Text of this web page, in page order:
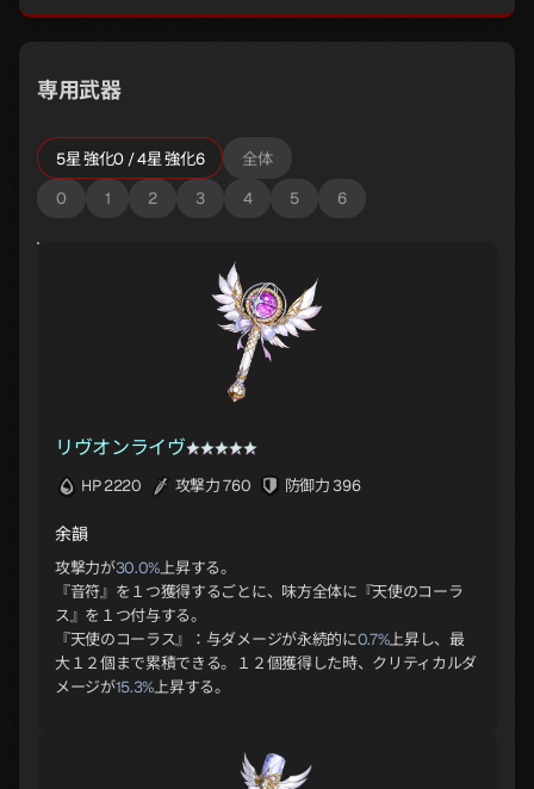
専用武器
5星 強化0 / 4星 強化6
全体
0
1 2 3 4 5 6
リヴオンライヴ
HP 2220 攻撃力 760 防御力 396
余韻
攻撃力が30.0%上昇する。
『音符』を１つ獲得するごとに、味方全体に『天使のコーラ
ス』を１つ付与する。
『天使のコーラス』：与ダメージが永続的に0.7%上昇し、最
大１２個まで累積できる。１２個獲得した時、クリティカルダ
メージが15.3%上昇する。